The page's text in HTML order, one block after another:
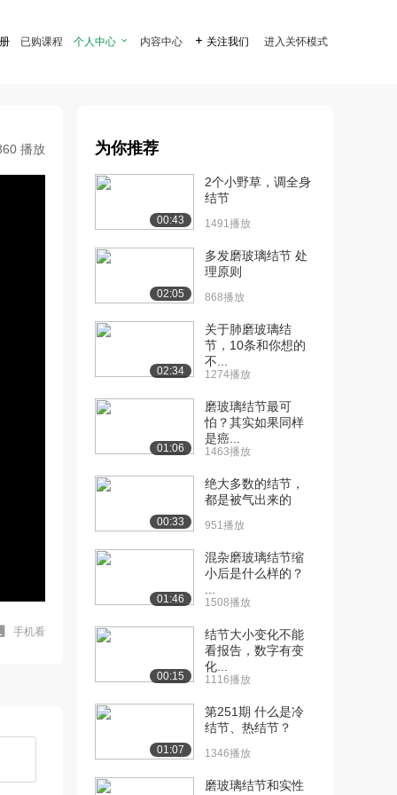
已购课程 个人中心  内容中心  关注我们 进入关怀模式
播放
手机看
为你推荐
00:43
2个小野草，调全身
结节
1491播放
02:05
多发磨玻璃结节 处
理原则
868播放
02:34
关于肺磨玻璃结
节，10条和你想的
不...
1274播放
01:06
磨玻璃结节最可
怕？其实如果同样
是癌...
1463播放
00:33
绝大多数的结节，
都是被气出来的
951播放
01:46
混杂磨玻璃结节缩
小后是什么样的？
1508播放
00:15
结节大小变化不能
看报告，数字有变
化...
1116播放
01:07
第251期 什么是冷
结节、热结节？
1346播放
磨玻璃结节和实性